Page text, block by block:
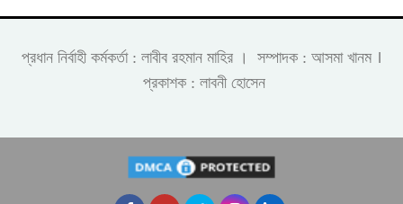
প্রধান নির্বাহী কর্মকর্তা : লাবীব রহমান মাহির । সম্পাদক : আসমা খানম ।
প্রকাশক : লাবনী হোসেন